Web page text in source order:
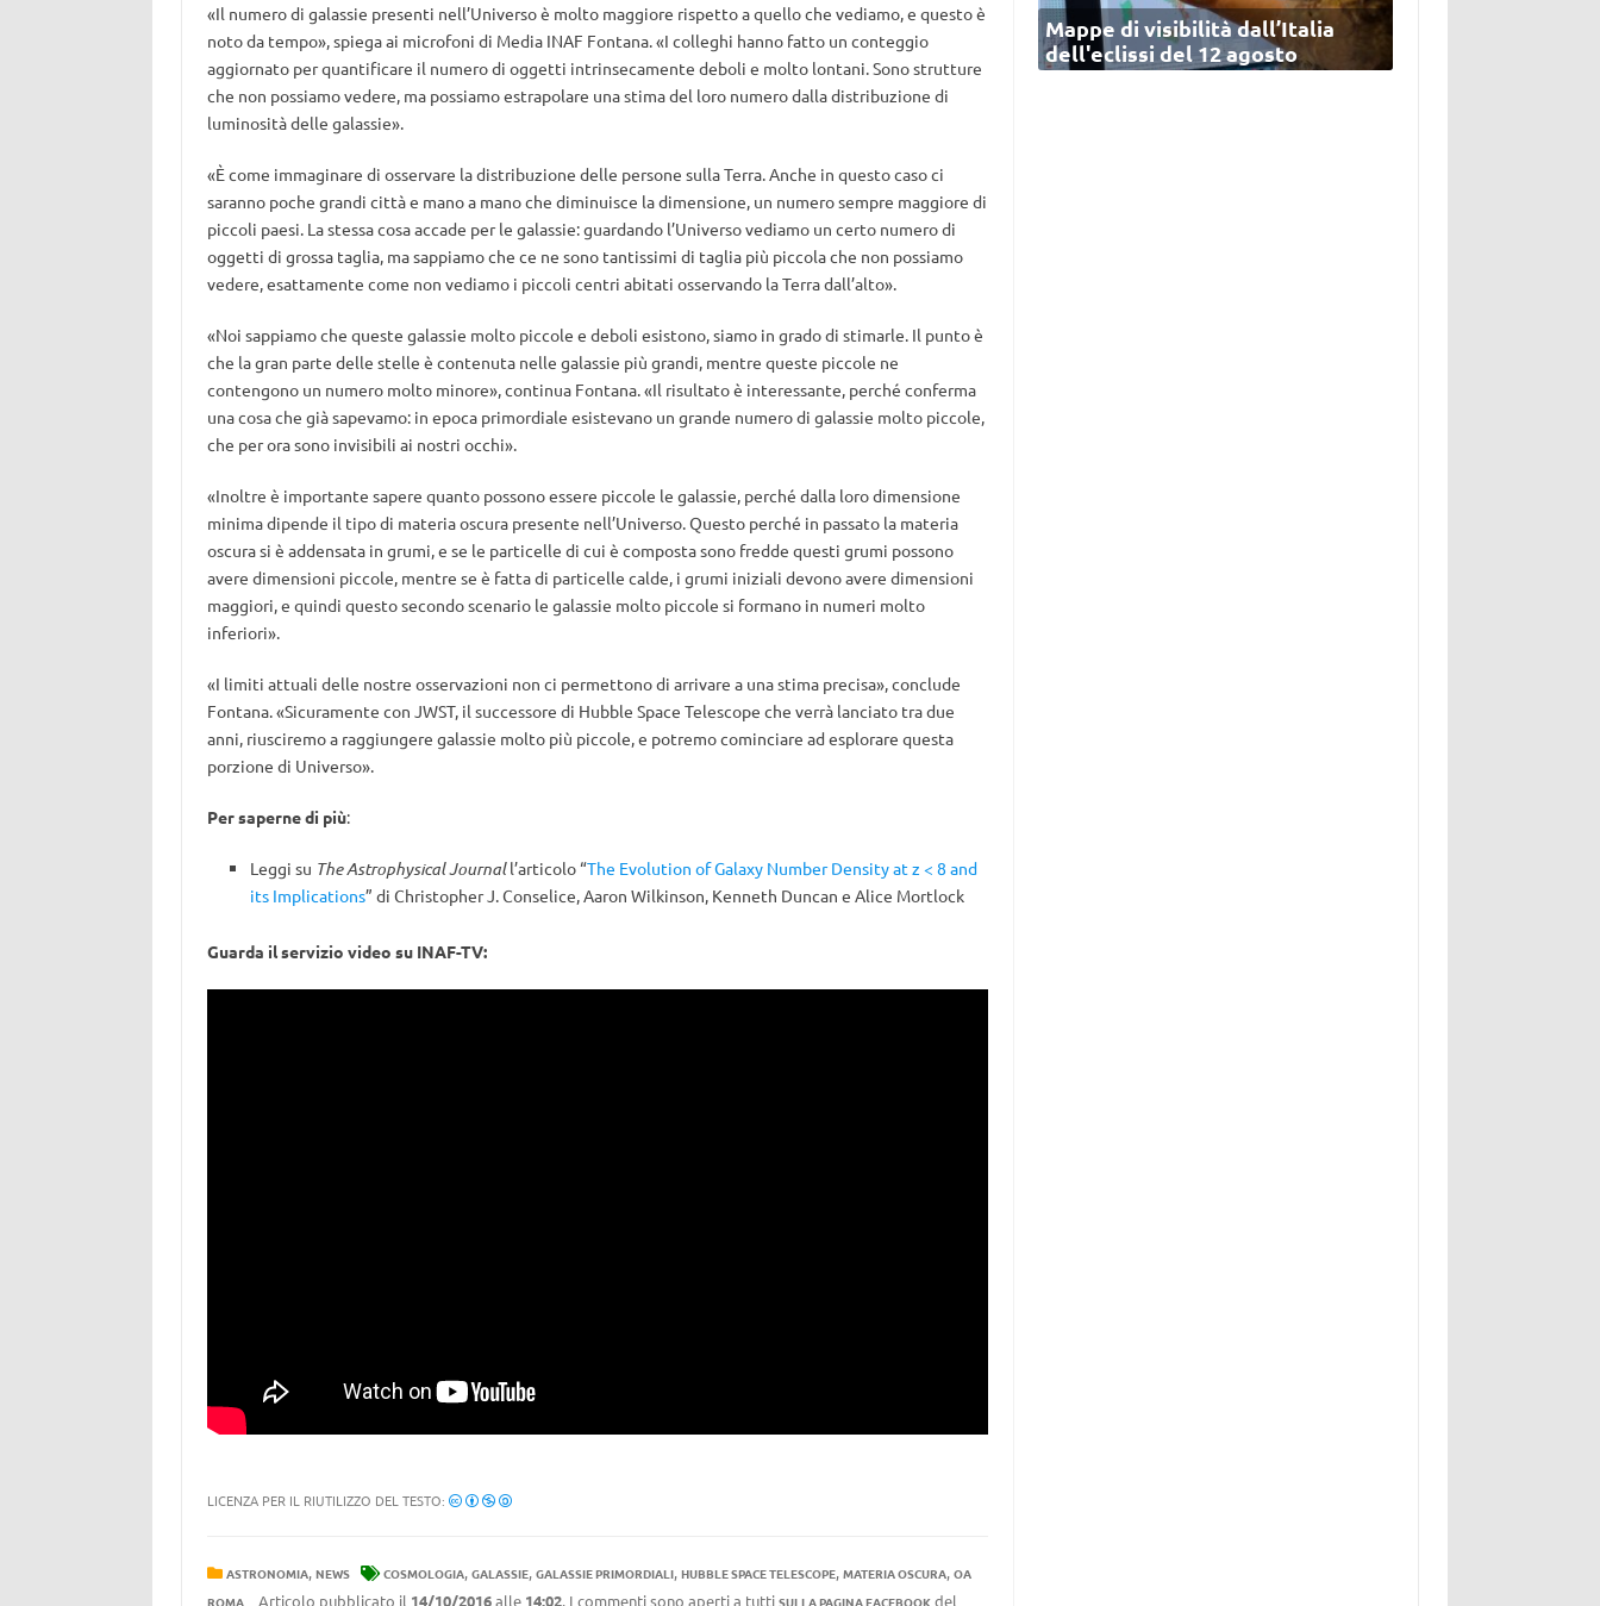
«Il numero di galassie presenti nell’Universo è molto maggiore rispetto a quello che vediamo, e questo è
noto da tempo», spiega ai microfoni di Media INAF Fontana. «I colleghi hanno fatto un conteggio
aggiornato per quantificare il numero di oggetti intrinsecamente deboli e molto lontani. Sono strutture
che non possiamo vedere, ma possiamo estrapolare una stima del loro numero dalla distribuzione di
luminosità delle galassie».
«È come immaginare di osservare la distribuzione delle persone sulla Terra. Anche in questo caso ci
saranno poche grandi città e mano a mano che diminuisce la dimensione, un numero sempre maggiore di
piccoli paesi. La stessa cosa accade per le galassie: guardando l’Universo vediamo un certo numero di
oggetti di grossa taglia, ma sappiamo che ce ne sono tantissimi di taglia più piccola che non possiamo
vedere, esattamente come non vediamo i piccoli centri abitati osservando la Terra dall’alto».
«Noi sappiamo che queste galassie molto piccole e deboli esistono, siamo in grado di stimarle. Il punto è
che la gran parte delle stelle è contenuta nelle galassie più grandi, mentre queste piccole ne
contengono un numero molto minore», continua Fontana. «Il risultato è interessante, perché conferma
una cosa che già sapevamo: in epoca primordiale esistevano un grande numero di galassie molto piccole,
che per ora sono invisibili ai nostri occhi».
«Inoltre è importante sapere quanto possono essere piccole le galassie, perché dalla loro dimensione
minima dipende il tipo di materia oscura presente nell’Universo. Questo perché in passato la materia
oscura si è addensata in grumi, e se le particelle di cui è composta sono fredde questi grumi possono
avere dimensioni piccole, mentre se è fatta di particelle calde, i grumi iniziali devono avere dimensioni
maggiori, e quindi questo secondo scenario le galassie molto piccole si formano in numeri molto
inferiori».
«I limiti attuali delle nostre osservazioni non ci permettono di arrivare a una stima precisa», conclude
Fontana. «Sicuramente con JWST, il successore di Hubble Space Telescope che verrà lanciato tra due
anni, riusciremo a raggiungere galassie molto più piccole, e potremo cominciare ad esplorare questa
porzione di Universo».
Per saperne di più:
Leggi su The Astrophysical Journall’articolo “The Evolution of Galaxy Number Density at z < 8 and
its Implications” di Christopher J. Conselice, Aaron Wilkinson, Kenneth Duncan e Alice Mortlock
Guarda il servizio video su INAF-TV:
LICENZA PER IL RIUTILIZZO DEL TESTO:
ASTRONOMIA, NEWS COSMOLOGIA, GALASSIE, GALASSIE PRIMORDIALI, HUBBLE SPACE TELESCOPE, MATERIA OSCURA, OA
ROMA
Articolo pubblicato il 14/10/2016alle 14:02. I commenti sono aperti a tutti SULLA PAGINA FACEBOOKdel
Mappe di visibilità dall’Italia
dell'eclissi del 12 agosto